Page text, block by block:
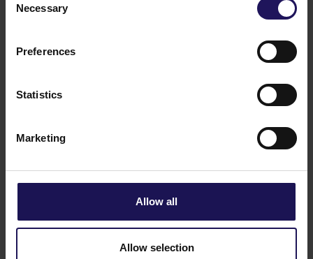
Selection
Necessary
Preferences
Statistics
Marketing
Allow all
Allow selection
Akcjonariat
Analitycy